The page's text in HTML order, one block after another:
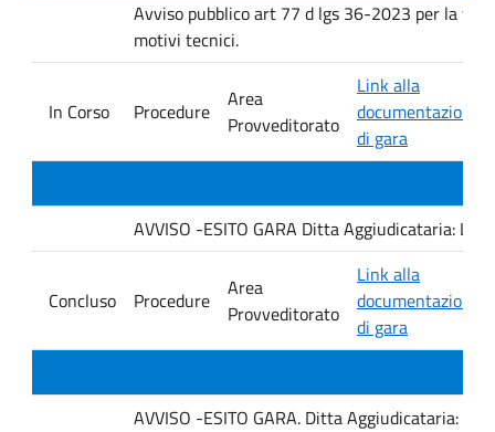
Avviso pubblico art 77 d lgs 36-2023 per la
motivi tecnici.
In Corso Procedure
Area
Provveditorato
Link alla
documentazione
di gara
AVVISO -ESITO GARA Ditta Aggiudicataria:
Concluso Procedure
Area
Provveditorato
Link alla
documentazione
di gara
AVVISO -ESITO GARA. Ditta Aggiudicataria: